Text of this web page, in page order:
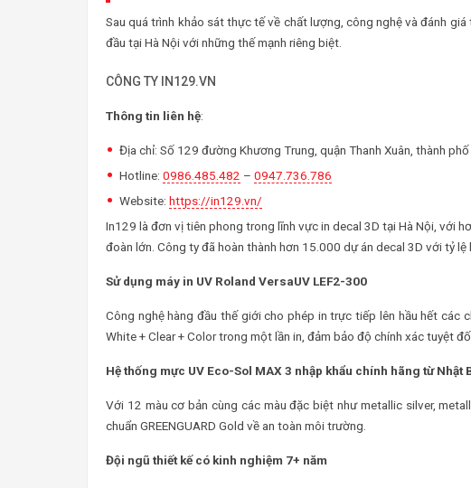
Sau quá trình khảo sát thực tế về chất lượng, công nghệ và đánh
đầu tại Hà Nội với những thế mạnh riêng biệt.
CÔNG TY IN129.VN
Thông tin liên hệ:
Địa chỉ: Số 129 đường Khương Trung, quận Thanh Xuân, thành
Hotline: 0986.485.482 – 0947.736.786
Website: https://in129.vn/
In129 là đơn vị tiên phong trong lĩnh vực in decal 3D tại Hà Nội, với
đoàn lớn. Công ty đã hoàn thành hơn 15.000 dự án decal 3D với tỷ
Sử dụng máy in UV Roland VersaUV LEF2-300
Công nghệ hàng đầu thế giới cho phép in trực tiếp lên hầu hết các
White + Clear + Color trong một lần in, đảm bảo độ chính xác tuyệt
Hệ thống mực UV Eco-Sol MAX 3 nhập khẩu chính hãng từ Nhật
Với 12 màu cơ bản cùng các màu đặc biệt như metallic silver,
chuẩn GREENGUARD Gold về an toàn môi trường.
Đội ngũ thiết kế có kinh nghiệm 7+ năm